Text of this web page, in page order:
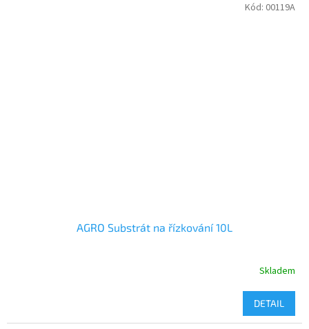
AGRO Substrát na řízkování 10L
Skladem
DETAIL
Kód: 00119A